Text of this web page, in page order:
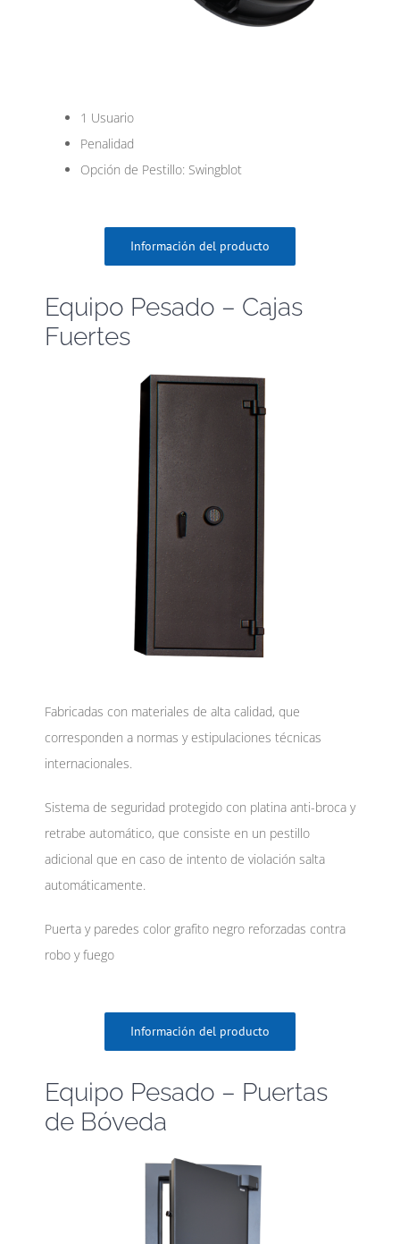
1 Usuario
Penalidad
Opción de Pestillo: Swingblot
Información del producto
Equipo Pesado – Cajas
Fuertes
Fabricadas con materiales de alta calidad, que
corresponden a normas y estipulaciones técnicas
internacionales.
Sistema de seguridad protegido con platina anti-broca y
retrabe automático, que consiste en un pestillo
adicional que en caso de intento de violación salta
automáticamente.
Puerta y paredes color grafito negro reforzadas contra
robo y fuego
Información del producto
Equipo Pesado – Puertas
de Bóveda